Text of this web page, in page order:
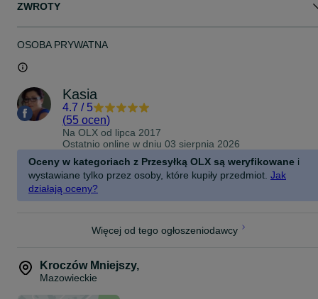
ZWROTY
OSOBA PRYWATNA
Kasia
4.7 / 5
(55 ocen)
Na OLX od lipca 2017
Ostatnio online w dniu 03 sierpnia 2026
Oceny w kategoriach z Przesyłką OLX są weryfikowane i
wystawiane tylko przez osoby, które kupiły przedmiot. Jak
działają oceny?
Więcej od tego ogłoszeniodawcy
Kroczów Mniejszy,
Mazowieckie